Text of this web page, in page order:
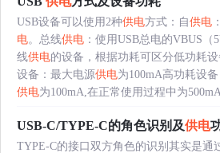
USB设备可以使用2种供电方式：自供电
电。总线供电 ：使用USB总电的VBUS（
线供电的设备，根据功耗可区分低功耗
设备：最大电源供电为100mA高功耗设
供电为100mA,在正常使用过程中为
USB-C/TYPE-C的角色识别及供电
TYPE-C的接口双方角色的识别其实是通